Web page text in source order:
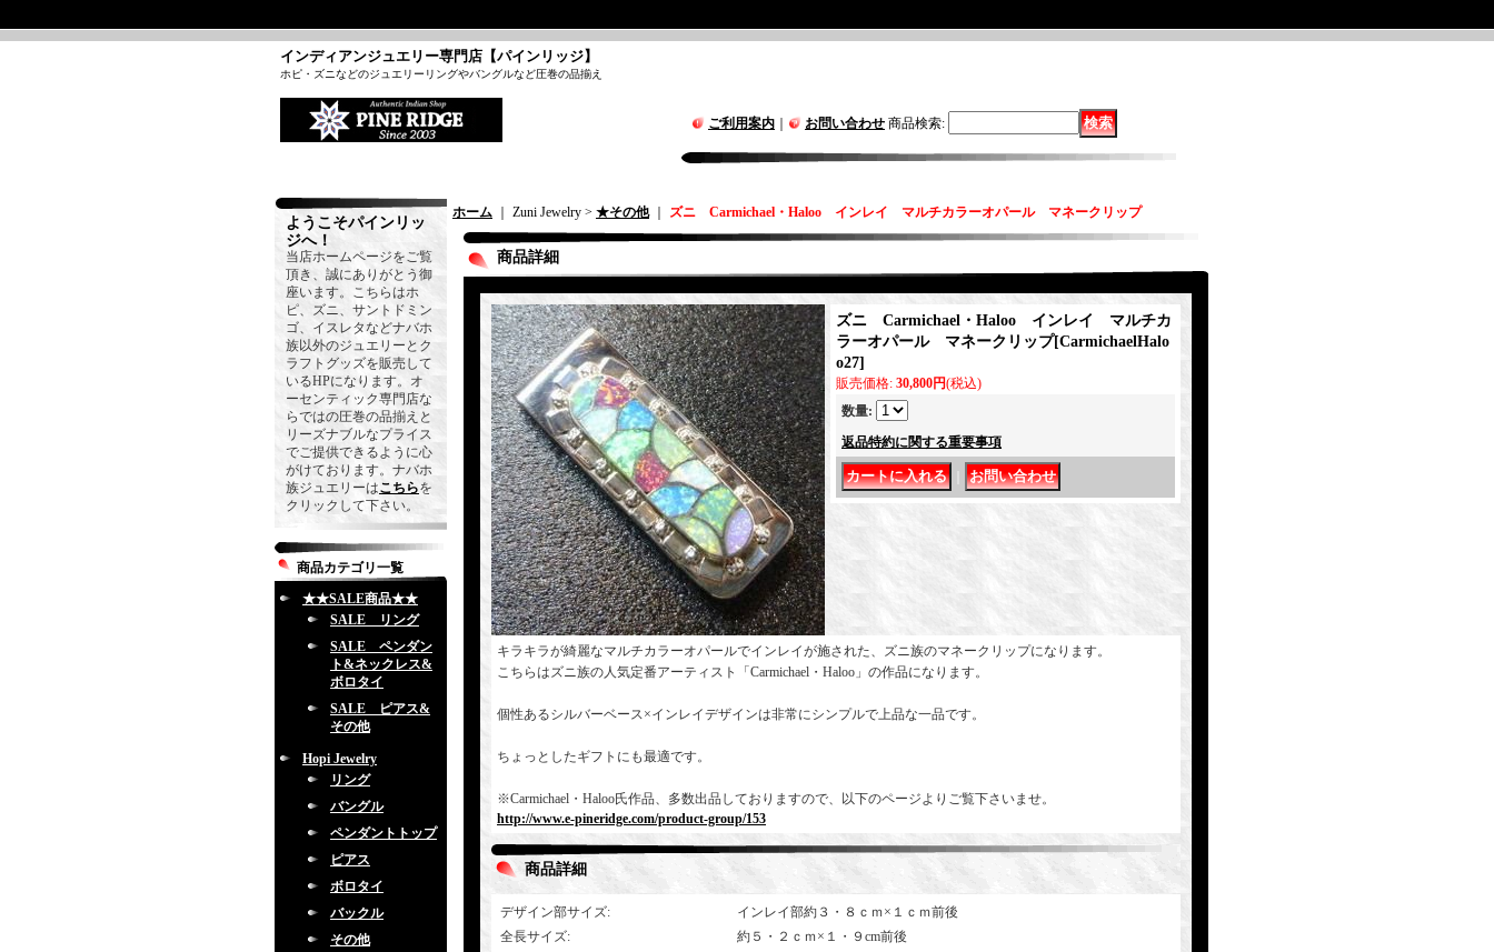
インディアンジュエリー専門店【パインリッジ】
ホピ・ズニなどのジュエリーリングやバングルなど圧巻の品揃え
ご利用案内 お問い合わせ 商品検索:
ようこそパインリッ
ジへ！
当店ホームページをご覧
頂き、誠にありがとう御
座います。こちらはホ
ピ、ズニ、サントドミン
ゴ、イスレタなどナバホ
族以外のジュエリーとク
ラフトグッズを販売して
いるHPになります。オ
ーセンティック専門店な
らではの圧巻の品揃えと
リーズナブルなプライス
でご提供できるように心
がけております。ナバホ
族ジュエリーはこちらを
クリックして下さい。
商品カテゴリ一覧
★★SALE商品★★
SALE リング
SALE ペンダン
ト&ネックレス&
ボロタイ
SALE ピアス&
その他
Hopi Jewelry
リング
バングル
ペンダントトップ
ピアス
ボロタイ
バックル
その他
ホーム ｜ Zuni Jewelry > ★その他｜ ズニ Carmichael・Haloo インレイ マルチカラーオパール マネークリップ
商品詳細
ズニ Carmichael・Haloo インレイ マルチカ
ラーオパール マネークリップ[CarmichaelHalo
o27]
販売価格: 30,800円(税込)
数量:
返品特約に関する重要事項
キラキラが綺麗なマルチカラーオパールでインレイが施された、ズニ族のマネークリップになります。
こちらはズニ族の人気定番アーティスト「Carmichael・Haloo」の作品になります。
個性あるシルバーベース×インレイデザインは非常にシンプルで上品な一品です。
ちょっとしたギフトにも最適です。
※Carmichael・Haloo氏作品、多数出品しておりますので、以下のページよりご覧下さいませ。
http://www.e-pineridge.com/product-group/153
商品詳細
デザイン部サイズ:
インレイ部約３・８ｃｍ×１ｃｍ前後
全長サイズ:
約５・２ｃｍ×１・９cm前後